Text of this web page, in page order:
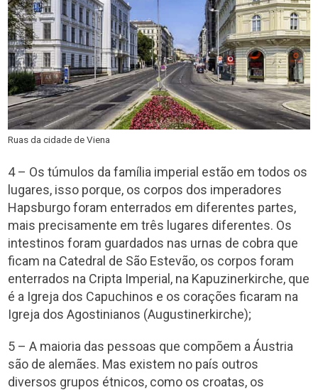
Ruas da cidade de Viena
4 – Os túmulos da família imperial estão em todos os
lugares, isso porque, os corpos dos imperadores
Hapsburgo foram enterrados em diferentes partes,
mais precisamente em três lugares diferentes. Os
intestinos foram guardados nas urnas de cobra que
ficam na Catedral de São Estevão, os corpos foram
enterrados na Cripta Imperial, na Kapuzinerkirche, que
é a Igreja dos Capuchinos e os corações ficaram na
Igreja dos Agostinianos (Augustinerkirche);
5 – A maioria das pessoas que compõem a Áustria
são de alemães. Mas existem no país outros
diversos grupos étnicos, como os croatas, os